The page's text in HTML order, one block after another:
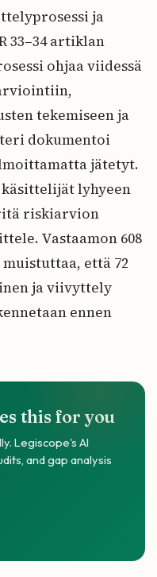
ja
33–34 artiklan
ohjaa viidessä
tekemiseen ja
dokumentoi
jätetyt.
lyhyeen
riskiarvion
Vastaamon 608
että 72
ja viivyttely
ennen
this for you
Legiscope's AI
and gap analysis